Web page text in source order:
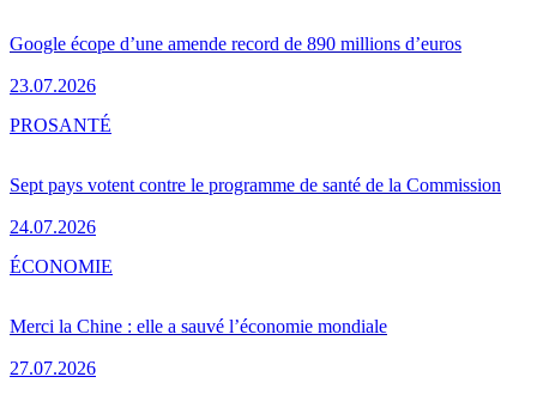
Google écope d’une amende record de 890 millions d’euros
23.07.2026
Sept pays votent contre le programme de santé de la Commission
24.07.2026
PROSANTÉ
Merci la Chine : elle a sauvé l’économie mondiale
27.07.2026
ÉCONOMIE